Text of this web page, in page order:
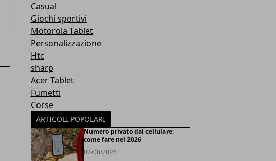
Casual
Giochi sportivi
Motorola Tablet
Personalizzazione
Htc
sharp
Acer Tablet
Fumetti
Corse
ARTICOLI POPOLARI
Numero privato dal cellulare:
come fare nel 2026
02/08/2026